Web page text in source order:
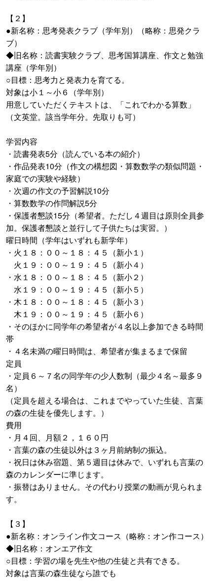
【２】
●新名称：思考発表クラブ（学年別）（略称：思発クラ
ブ）
◆旧名称：読書実験クラブ、思考国算講座、作文と勉強
講座（学年別）
○目標：思考力と発表力を育てる。
対象は小１～小６（学年別）
用意していただくテキストは、「これでわかる算数」
（文英堂。該当学年分。先取りも可）
学習内容
・読書発表5分（読んでいる本の紹介）
・作品発表10分（作文の構想図・算数数学の類似問題・
家庭での実験や経験）
・次週の作文の予習解説10分
・算数数学の作問解説5分
・保護者懇談15分（希望者。ただし４週目は原則全員参
加。保護者懇談と並行して子供たちは実習。）
曜日時間（学年はいずれも新学年）
・火１８：００～１８：４５（新小１）
火１９：００～１９：４５（新小４）
・水１８：００～１８：４５（新小２）
水１９：００～１９：４５（新小５）
・木１８：００～１８：４５（新小３）
木１９：００～１９：４５（新小６）
・そのほかに同学年の希望者が４名以上参加できる時間
帯
・４名未満の曜日時間は、希望者が集まるまで保留
定員
・定員６～７名の同学年の少人数制（最少４名～最多９
名）
（定員を超える場合は、これまでやっていた生徒、言葉
の森の生徒を優先します。）
費用
・月４回、月額２，１６０円
・言葉の森の生徒以外は３ヶ月前納制の振込。
・祝日は休み宿題、第５週目は休みで、いずれも言葉の
森のカレンダーに準じます。
・振替はありません。その代わり授業の動画が見られま
す。
【３】
●新名称：オンライン作文コース（略称：オン作コース）
◆旧名称：オンエア作文
○目標：学習の場を先生や他の生徒と共有できる。
対象は言葉の森生徒なら誰でも